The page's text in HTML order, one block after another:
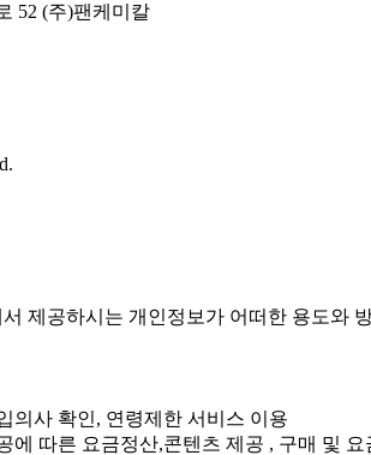
52 (주)팬케미칼
제공하시는 개인정보가 어떠한 용도와
의사 확인, 연령제한 서비스 이용
에 따른 요금정산,콘텐츠 제공 , 구매 및